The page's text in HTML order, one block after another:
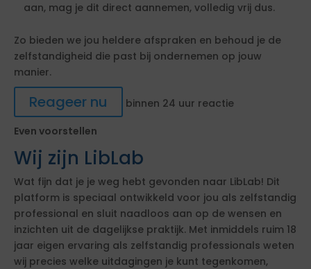
aan, mag je dit direct aannemen, volledig vrij dus.
Zo bieden we jou heldere afspraken en behoud je de
zelfstandigheid die past bij ondernemen op jouw
manier.
Reageer nu
binnen 24 uur reactie
Even voorstellen
Wij zijn LibLab
Wat fijn dat je je weg hebt gevonden naar LibLab! Dit
platform is speciaal ontwikkeld voor jou als zelfstandig
professional en sluit naadloos aan op de wensen en
inzichten uit de dagelijkse praktijk. Met inmiddels ruim 18
jaar eigen ervaring als zelfstandig professionals weten
wij precies welke uitdagingen je kunt tegenkomen,